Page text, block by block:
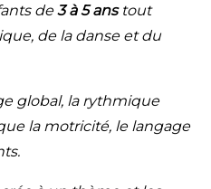
de3 à 5 anstout
de la danse et du
global, la rythmique
la motricité, le langage